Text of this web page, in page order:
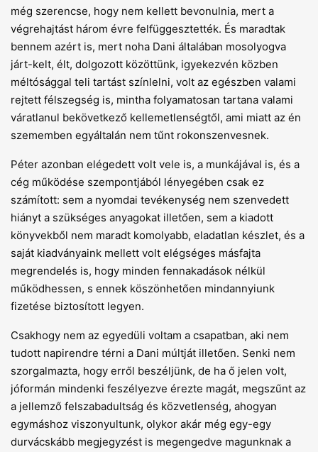
még szerencse, hogy nem kellett bevonulnia, mert a
végrehajtást három évre felfüggesztették. És maradtak
bennem azért is, mert noha Dani általában mosolyogva
járt-kelt, élt, dolgozott közöttünk, igyekezvén közben
méltósággal teli tartást színlelni, volt az egészben valami
rejtett félszegség is, mintha folyamatosan tartana valami
váratlanul bekövetkező kellemetlenségtől, ami miatt az én
szememben egyáltalán nem tűnt rokonszenvesnek.
Péter azonban elégedett volt vele is, a munkájával is, és a
cég működése szempontjából lényegében csak ez
számított: sem a nyomdai tevékenység nem szenvedett
hiányt a szükséges anyagokat illetően, sem a kiadott
könyvekből nem maradt komolyabb, eladatlan készlet, és a
saját kiadványaink mellett volt elégséges másfajta
megrendelés is, hogy minden fennakadások nélkül
működhessen, s ennek köszönhetően mindannyiunk
fizetése biztosított legyen.
Csakhogy nem az egyedüli voltam a csapatban, aki nem
tudott napirendre térni a Dani múltját illetően. Senki nem
szorgalmazta, hogy erről beszéljünk, de ha ő jelen volt,
jóformán mindenki feszélyezve érezte magát, megszűnt az
a jellemző felszabadultság és közvetlenség, ahogyan
egymáshoz viszonyultunk, olykor akár még egy-egy
durvácskább megjegyzést is megengedve magunknak a